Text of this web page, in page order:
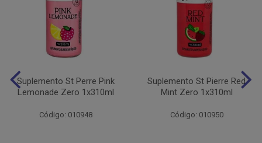
Suplemento St Perre Pink
Lemonade Zero 1x310ml
Código: 010948
Suplemento St Pierre Red
Mint Zero 1x310ml
Código: 010950